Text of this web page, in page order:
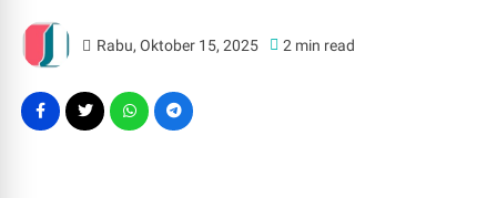
Rabu, Oktober 15, 2025 2 min read